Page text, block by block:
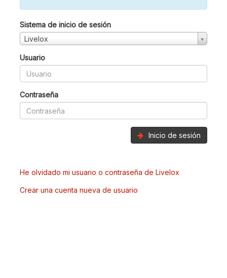
Sistema de inicio de sesión
Livelox
Usuario
Contraseña
Inicio de sesión
He olvidado mi usuario o contraseña de Livelox
Crear una cuenta nueva de usuario